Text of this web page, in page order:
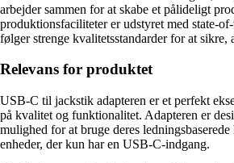
arbejder sammen for at skabe et pålideligt
produktionsfaciliteter er udstyret med state-
følger strenge kvalitetsstandarder for at sikre,
Relevans for produktet
USB-C til jackstik adapteren er et perfekt
på kvalitet og funktionalitet. Adapteren er
mulighed for at bruge deres
enheder, der kun har en USB-C-indgang.